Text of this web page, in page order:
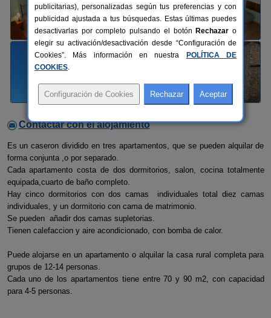
Contactar con el alojamiento
Es un caseron dividido en tres apartamentos, que se pueden alquilar de
forma conjunta ,o por separado.
Cada apartamento costa de dos dormitorios, salon, cocina totalmente
equipada,cuarto de baño completo.
Hay cinco dormitorios con dos camas individuales total diez camas
individuales, y un dormitorio con cama de matrimonio.
Se pueden añadir dos camas supletorias.
Tienen calefaccion y aire acondicionado, con bomba de calor.
Puede alojarse en un apartamento o alquilar la casa rural completa para
grupos de 12-14 personas.
Cada uno de los apartamentos tiene entre 70 y 90 m2, con capacidad
para 4-5 personas.
publicitarias), personalizadas según tus preferencias y con
publicidad ajustada a tus búsquedas. Estas últimas puedes
desactivarlas por completo pulsando el botón Rechazar o
elegir su activación/desactivación desde “Configuración de
Cookies”. Más información en nuestra
POLÍTICA DE
COOKIES.